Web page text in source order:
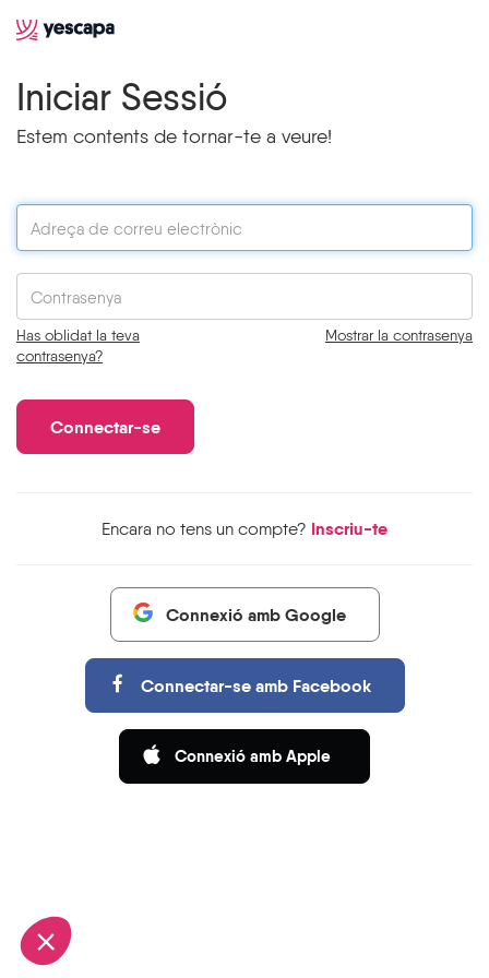
Iniciar Sessió
Estem contents de tornar-te a veure!
Has oblidat la teva
contrasenya?
Mostrar la contrasenya
Encara no tens un compte? Inscriu-te
Connexió amb Google
Connectar-se amb Facebook
Connexió amb Apple